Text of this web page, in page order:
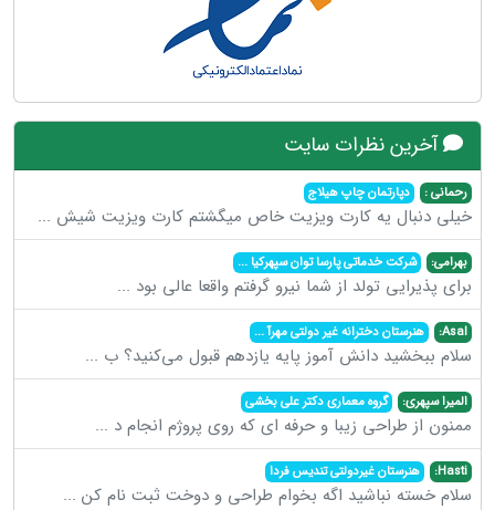
آخرین نظرات سایت
رحمانی : دپارتمان چاپ هیلاج
خیلی دنبال یه کارت ویزیت خاص میگشتم کارت ویزیت شیش ...
بهرامی: شرکت خدماتی پارسا توان سپهرکیا ...
برای پذیرایی تولد از شما نیرو گرفتم واقعا عالی بود ...
Asal: هنرستان دخترانه غیر دولتی مهرآ...
سلام ببخشید دانش آموز پایه یازدهم قبول می‌کنید؟ ب ...
المیرا سپهری: گروه معماری دکتر علی بخشی
ممنون از طراحی زیبا و حرفه ای که روی پروژم انجام د ...
Hasti: هنرستان غیردولتی تندیس فردا
سلام خسته نباشید اگه بخوام طراحی و دوخت ثبت نام کن ...